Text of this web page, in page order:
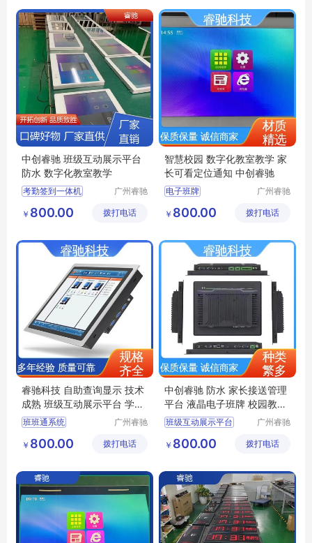
智慧系统壁挂一体机
班级互动展示平台
中创睿驰 班级互动展示平台
防水 数字化教室教学
考勤签到一体机
信息互通系统
智能测温班级班牌
广州睿驰
公司
￥ 800.00 拨打电话
智慧校园 数字化教室教学 家
长可看定位通知 中创睿驰
电子班牌
家长接送管理平台
广州睿驰
公司
￥ 800.00 拨打电话
睿驰科技 自助查询显示 技术
成熟 班级互动展示平台 学校
大门
班班通系统
数字化教室教学
智慧校园教室幼儿园ic刷卡器人脸识别机
广州睿驰
公司
￥ 800.00 拨打电话
中创睿驰 防水 家长接送管理
平台 液晶电子班牌 校园教育
系统
班级互动展示平台
电子班牌触摸一体机
智慧校园系统平台
广州睿驰
公司
￥ 800.00 拨打电话